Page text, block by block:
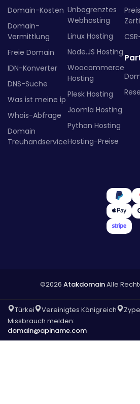
Domain-Kosten
Domain-
Vermittlung
Freie Domain
IDN-Konverter
DNS-Suche
Was ist meine ip
Whois-Abfrage
Domain
Treuhandservice
Unbegrenztes
Webhosting
Linux Hosting
Node.JS Hosting
Woocommerce
Hosting
Plesk Hosting
Joomla Hosting
Python Hosting
Hosting-Preise
©2026 AtakdomainAlle
Türkei Vereinigtes Königreich
Missbrauch melden:
domain@apiname.com